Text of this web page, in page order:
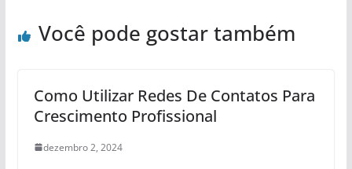
Você pode gostar também
Como Utilizar Redes De Contatos Para
Crescimento Profissional
dezembro 2, 2024